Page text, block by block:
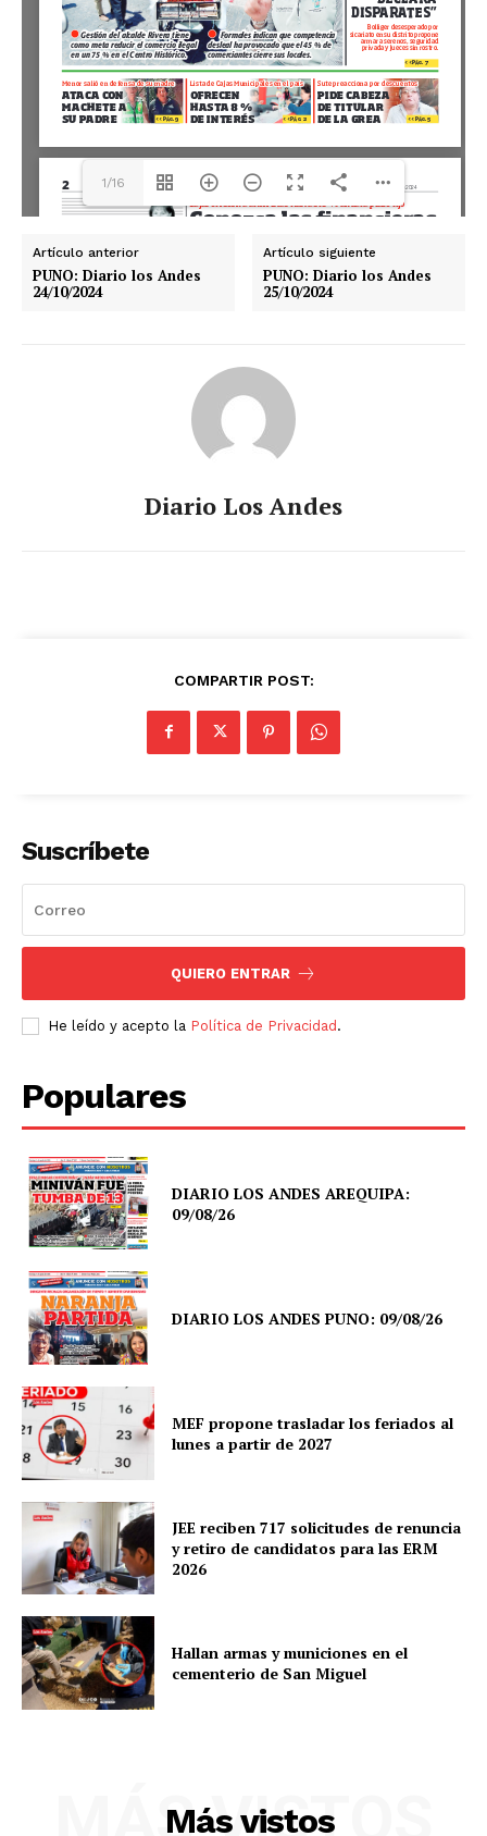
1/16
Artículo anterior
PUNO: Diario los Andes
24/10/2024
Artículo siguiente
PUNO: Diario los Andes
25/10/2024
Diario Los Andes
COMPARTIR POST:
Suscríbete
QUIERO ENTRAR
He leído y acepto la Política de Privacidad.
Populares
DIARIO LOS ANDES AREQUIPA:
09/08/26
DIARIO LOS ANDES PUNO: 09/08/26
MEF propone trasladar los feriados al
lunes a partir de 2027
JEE reciben 717 solicitudes de renuncia
y retiro de candidatos para las ERM
2026
Hallan armas y municiones en el
cementerio de San Miguel
Más vistos
MÁS VISTOS